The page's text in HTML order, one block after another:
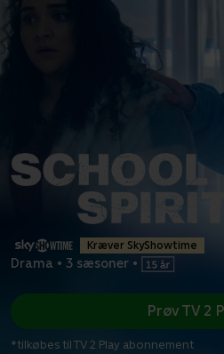
Kræver SkyShowtime
Drama • 3 sæsoner •
Prøv TV 2
*tilkøbes til TV 2 Play abonnement